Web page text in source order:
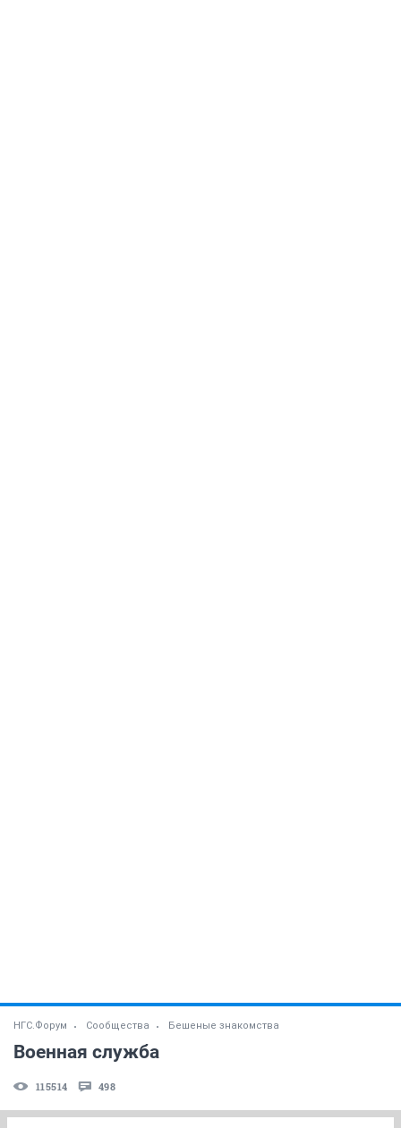
НГС.Форум Сообщества Бешеные знакомства
Военная служба
115514 498